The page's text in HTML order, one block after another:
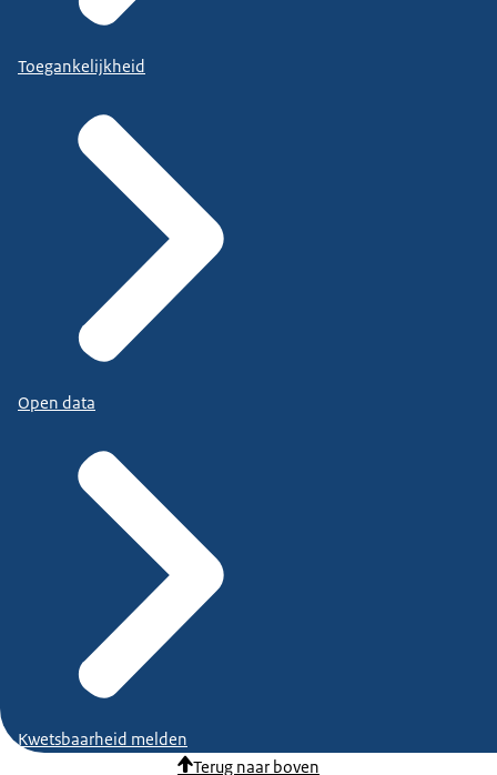
Toegankelijkheid
Open data
Kwetsbaarheid melden
Terug naar boven